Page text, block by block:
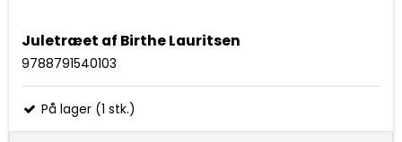
Juletræet af Birthe Lauritsen
9788791540103
På lager (1 stk.)